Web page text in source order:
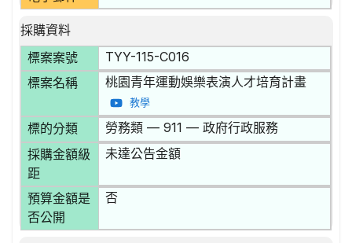
採購資料
標案案號
TYY-115-C016
標案名稱 桃園青年運動娛樂表演人才培育計畫
教學
標的分類 勞務類 — 911 — 政府行政服務
採購金額級
距
未達公告金額
預算金額是
否公開
否